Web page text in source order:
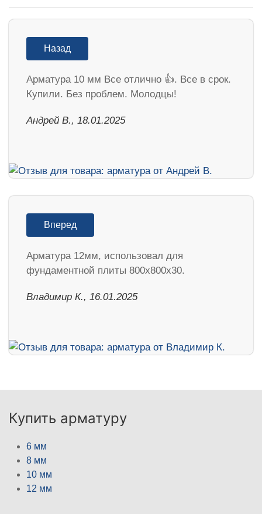
Назад
Арматура 10 мм Все отлично 👍. Все в срок.
Купили. Без проблем. Молодцы!
Андрей В., 18.01.2025
Вперед
Арматура 12мм, использовал для
фундаментной плиты 800х800х30.
Владимир К., 16.01.2025
Купить арматуру
6 мм
8 мм
10 мм
12 мм